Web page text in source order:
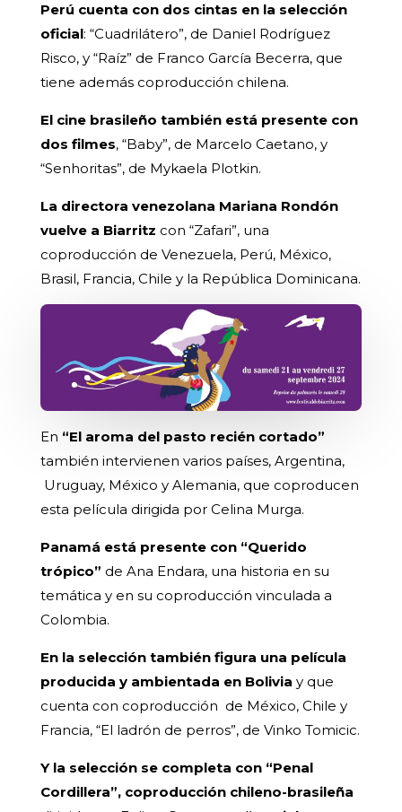
Perú cuenta con dos cintas en la selección
oficial: “Cuadrilátero”, de Daniel Rodríguez
Risco, y “Raíz” de Franco García Becerra, que
tiene además coproducción chilena.
El cine brasileño también está presente con
dos filmes, “Baby”, de Marcelo Caetano, y
“Senhoritas”, de Mykaela Plotkin.
La directora venezolana Mariana Rondón
vuelve a Biarritz con “Zafari”, una
coproducción de Venezuela, Perú, México,
Brasil, Francia, Chile y la República Dominicana.
En “El aroma del pasto recién cortado”
también intervienen varios países, Argentina,
Uruguay, México y Alemania, que coproducen
esta película dirigida por Celina Murga.
Panamá está presente con “Querido
trópico” de Ana Endara, una historia en su
temática y en su coproducción vinculada a
Colombia.
En la selección también figura una película
producida y ambientada en Bolivia y que
cuenta con coproducción de México, Chile y
Francia, “El ladrón de perros”, de Vinko Tomicic.
Y la selección se completa con “Penal
Cordillera”, coproducción chileno-brasileña